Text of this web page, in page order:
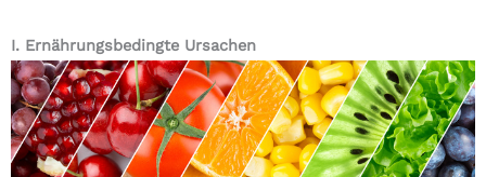
I. Ernährungsbedingte Ursachen